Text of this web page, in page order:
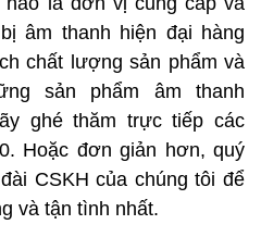
âm thanh hiện đại hàng
chất lượng sản phẩm và
sản phẩm âm thanh
ghé thăm trực tiếp các
Hoặc đơn giản hơn, quý
CSKH của chúng tôi để
và tận tình nhất.